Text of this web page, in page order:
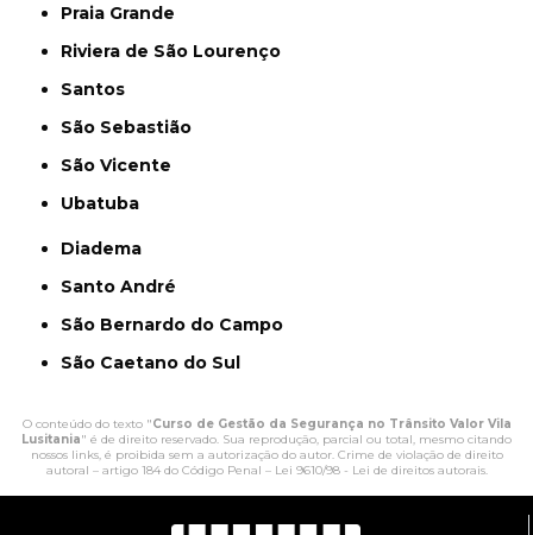
Praia Grande
Riviera de São Lourenço
Santos
São Sebastião
São Vicente
Ubatuba
Diadema
Santo André
São Bernardo do Campo
São Caetano do Sul
O conteúdo do texto "Curso de Gestão da Segurança no Trânsito Valor Vila
Lusitania" é de direito reservado. Sua reprodução, parcial ou total, mesmo citando
nossos links, é proibida sem a autorização do autor. Crime de violação de direito
autoral – artigo 184 do Código Penal – Lei 9610/98 - Lei de direitos autorais.